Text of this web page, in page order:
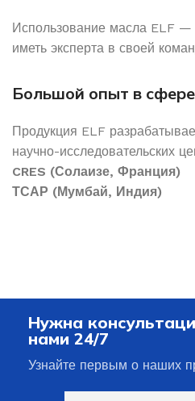
Использование масла ELF —
иметь эксперта в своей
Большой опыт в
Продукция ELF
научно-исследовательских
CRES (Солаизе, Франция)
ТСАР (Мумбай, Индия)
Нужна
нами 24/7
Узнайте первым о наших